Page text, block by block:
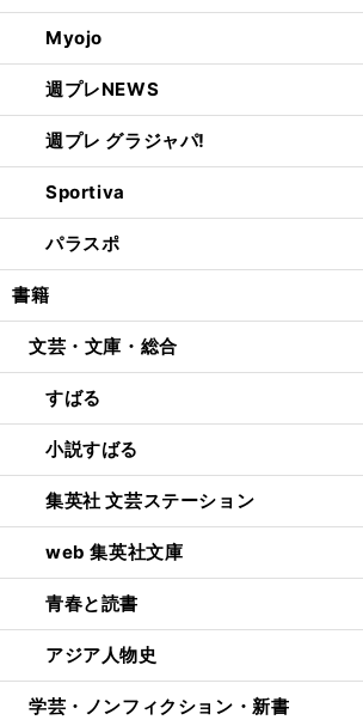
Myojo
週プレNEWS
週プレ グラジャパ!
Sportiva
パラスポ
書籍
文芸・文庫・総合
すばる
小説すばる
集英社 文芸ステーション
web 集英社文庫
青春と読書
アジア人物史
学芸・ノンフィクション・新書